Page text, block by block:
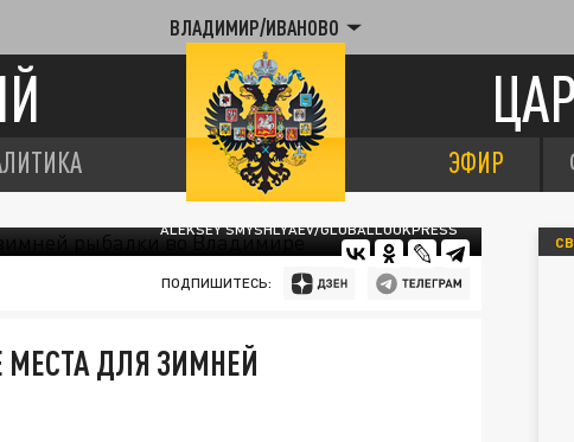
ВЛАДИМИР/ИВАНОВО
ЭФИР
ALEKSEY SMYSHLYAEV/GLOBALLOOKPRESS
ПОДПИШИТЕСЬ:
ДЛЯ ЗИМНЕЙ